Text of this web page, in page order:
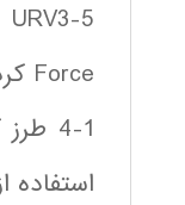
Force كردن
استفاده